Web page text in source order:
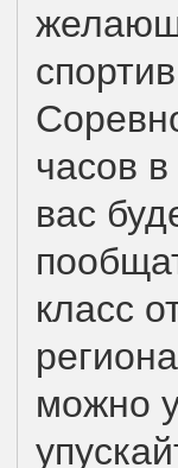
часов
вас
класс
можно